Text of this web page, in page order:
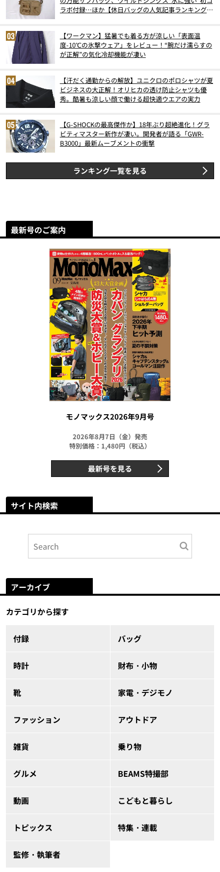
ラボ付録…ほか【休日バッグの人気記事ランキングベ
【ワークマン】猛暑でも着る方が涼しい「表面温
度-10℃の氷撃ウェア」をレビュー！“腕だけ濡らすの
が正解”の気化冷却機能が凄い
【汗だく通勤からの解放】ユニクロのポロシャツが夏
ビジネスの大正解！オリヒカの透け防止シャツも優
秀。酷暑も涼しい顔で働ける超快適ウエアの実力
【G-SHOCKの最高傑作か】18年ぶり超絶進化！グラ
ビティマスター新作が凄い。開発者が語る「GWR-
B3000」最新ムーブメントの衝撃
ランキング一覧を見る
最新号のご案内
モノマックス2026年9月号
2026年8月7日（金）発売
特別価格：1,480円（税込）
最新号を見る
サイト内検索
アーカイブ
カテゴリから探す
付録 バッグ
時計 財布・小物
靴 家電・デジモノ
ファッション アウトドア
雑貨 乗り物
グルメ BEAMS特撮部
動画 こどもと暮らし
トピックス 特集・連載
監修・執筆者